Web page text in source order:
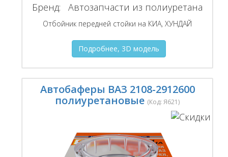
Бренд: Автозапчасти из полиуретана
Отбойник передней стойки на КИА, ХУНДАЙ
Подробнее, 3D модель
Автобаферы ВАЗ 2108-2912600
полиуретановые (Код:Я621)